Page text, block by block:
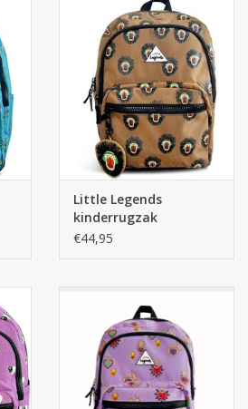
Little Legends
kinderrugzak
Backpack L - Baboon
€44,95